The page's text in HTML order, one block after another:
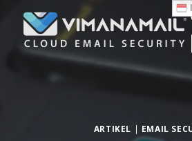
content
ARTIKEL | EMAIL